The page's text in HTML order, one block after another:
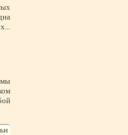
ЭКСТРЕМИЗМ
— ПОМОЩНИК ИЛИ ВРАГ?
СТАВИТЬ ЦЕЛИ И
ИХ